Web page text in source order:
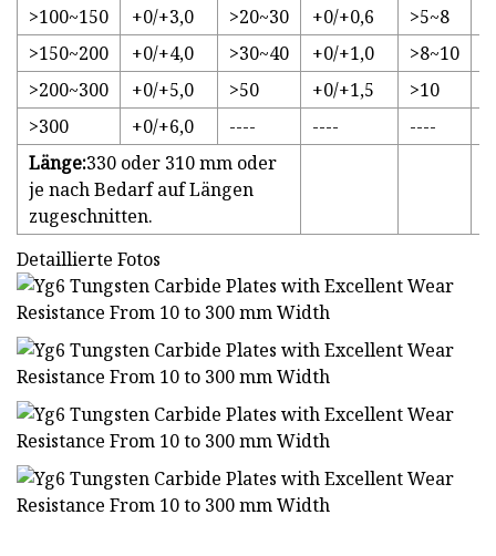
>100~150
+0/+3,0 >20~30 +0/+0,6 >5~8
>150~200
+0/+4,0 >30~40 +0/+1,0 >8~10
>200~300
+0/+5,0 >50 +0/+1,5 >10
>300
+0/+6,0 ---- ---- ----
Länge:330 oder 310 mm oder
je nach Bedarf auf Längen
zugeschnitten.
Detaillierte Fotos